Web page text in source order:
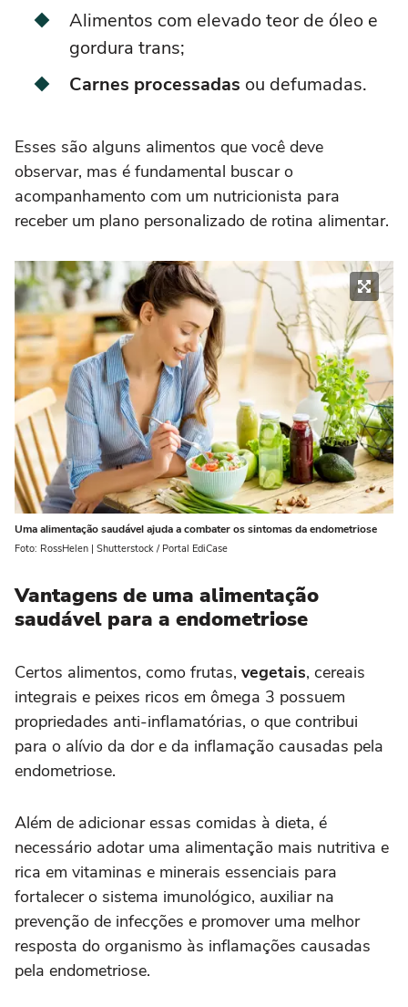
Alimentos com elevado teor de óleo e
gordura trans;
Carnes processadas ou defumadas.
Esses são alguns alimentos que você deve
observar, mas é fundamental buscar o
acompanhamento com um nutricionista para
receber um plano personalizado de rotina alimentar.
Uma alimentação saudável ajuda a combater os sintomas da endometriose
Foto: RossHelen | Shutterstock / Portal EdiCase
Vantagens de uma alimentação
saudável para a endometriose
Certos alimentos, como frutas, vegetais, cereais
integrais e peixes ricos em ômega 3 possuem
propriedades anti-inflamatórias, o que contribui
para o alívio da dor e da inflamação causadas pela
endometriose.
Além de adicionar essas comidas à dieta, é
necessário adotar uma alimentação mais nutritiva e
rica em vitaminas e minerais essenciais para
fortalecer o sistema imunológico, auxiliar na
prevenção de infecções e promover uma melhor
resposta do organismo às inflamações causadas
pela endometriose.